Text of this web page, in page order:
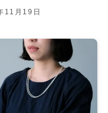
11月19日